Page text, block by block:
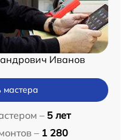
Иванов
мастера
– 5 лет
– 1 280